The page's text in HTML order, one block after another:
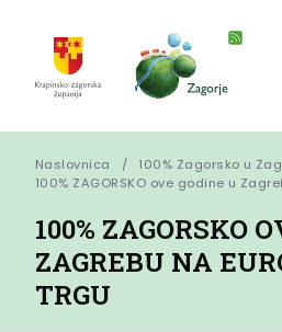
Naslovnica
100% Zagorsko u
100% ZAGORSKO ove godine u
100% ZAGORSKO
ZAGREBU NA
TRGU